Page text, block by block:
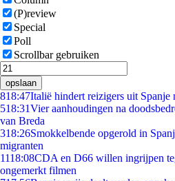
(P)review
Special
Poll
Scrollbar gebruiken
opslaan
818:47Italië hindert reizigers uit Spanje
518:31Vier aanhoudingen na
van Breda
318:26Smokkelbende opgerold in
migranten
1118:08CDA en D66 willen ingrijpen
ongemerkt filmen